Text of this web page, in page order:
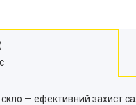
— ефективний захист